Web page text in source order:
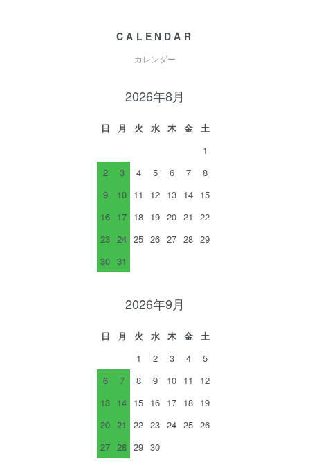
CALENDAR
カレンダー
2026年8月
日 月 火 水 木 金
土
1
2
3 4 5 6 7
8
9
10 11 12 13 14 15
16 17 18 19 20 21
22
23 24 25 26 27 28 29
30 31
2026年9月
日 月 火 水 木 金
土
1
2 3 4
5
6
7 8 9 10 11
12
13 14 15 16 17 18 19
20 21 22 23 24 25 26
27 28 29 30